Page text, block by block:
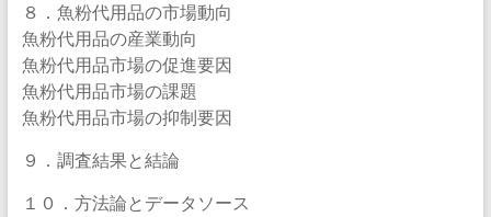
８．魚粉代用品の市場動向
魚粉代用品の産業動向
魚粉代用品市場の促進要因
魚粉代用品市場の課題
魚粉代用品市場の抑制要因
９．調査結果と結論
１０．方法論とデータソース